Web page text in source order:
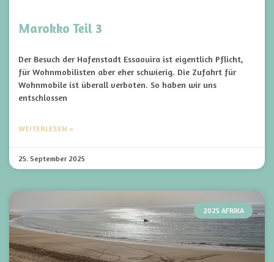
Marokko Teil 3
Der Besuch der Hafenstadt Essaouira ist eigentlich Pflicht,
für Wohnmobilisten aber eher schwierig. Die Zufahrt für
Wohnmobile ist überall verboten. So haben wir uns
entschlossen
WEITERLESEN »
25. September 2025
2025 AFRIKA